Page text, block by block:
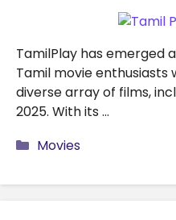
TamilPlay has
Tamil movie enthusiasts
diverse array of films,
2025. With its …
Categories
Movies